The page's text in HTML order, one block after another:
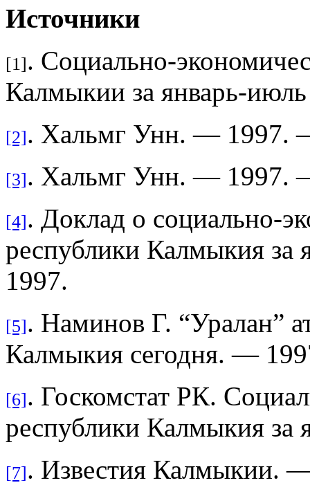
Источники
[1]. Социально-
Калмыкии за январь-
[2]. Хальмг Унн. — 1997.
[3]. Хальмг Унн. — 1997.
[4]. Доклад о социально-
республики Калмыкия за
1997.
[5]. Наминов Г. “Уралан”
Калмыкия сегодня. —
[6]. Госкомстат РК.
республики Калмыкия за
[7]. Известия Калмыкии.